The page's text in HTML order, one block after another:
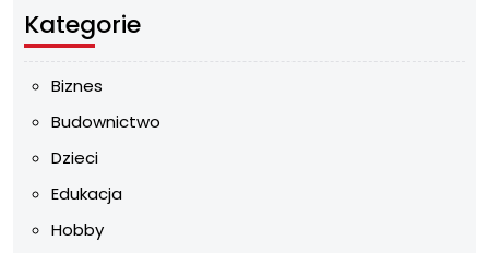
Kategorie
Biznes
Budownictwo
Dzieci
Edukacja
Hobby